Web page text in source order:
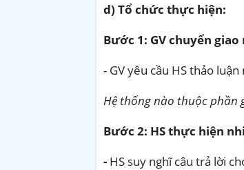
d) Tổ chức thực hiện:
Bước 1: GV chuyển
- GV yêu cầu HS thảo
Hệ thống nào thuộc phần
Bước 2: HS thực hiện
- HS suy nghĩ câu trả lời